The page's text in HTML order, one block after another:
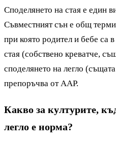
Споделянето на стая е един
Съвместният сън е общ
при която родител и бебе са
стая (собствено креватче,
споделянето на легло
препоръчва от AAP.
Какво за културите,
легло е норма?